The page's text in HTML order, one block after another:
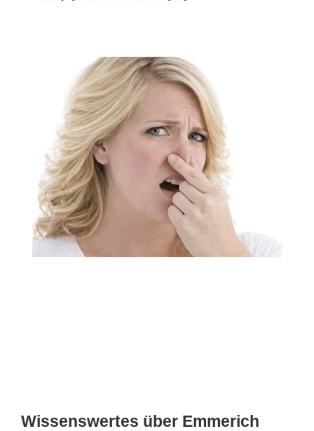
Wissenswertes über Emmerich